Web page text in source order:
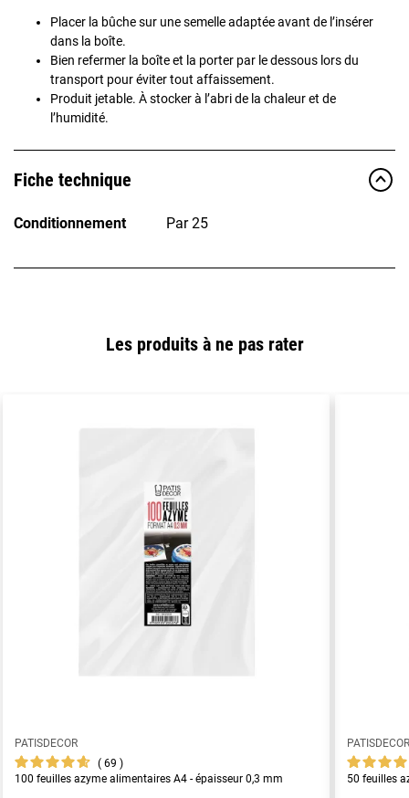
Placer la bûche sur une semelle adaptée avant de l’insérer
dans la boîte.
Bien refermer la boîte et la porter par le dessous lors du
transport pour éviter tout affaissement.
Produit jetable. À stocker à l’abri de la chaleur et de
l’humidité.
Fiche technique
Conditionnement Par 25
Les produits à ne pas rater
PATISDECOR
69
100 feuilles azyme alimentaires A4 - épaisseur 0,3 mm
50 feuilles